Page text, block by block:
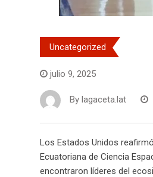
Uncategorized
julio 9, 2025
By lagaceta.lat
Los Estados Unidos
Ecuatoriana de Ciencia
encontraron líderes del